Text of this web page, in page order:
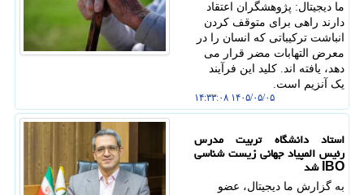
ما دیجیتال: پژوهشگران اعتقاد
دارند راهی برای متوقف کردن
انباشت ترکیباتی که انسان را در
معرض التهابات مضر قرار می
دهد، یافته اند. کلید این فرآیند
یک آنزیم است.
۱۴۰۵/۰۵/۰۵ ۱۴:۳۳:۰۸
استاد دانشگاه تربیت مدرس
رئیس المپیاد جهانی زیست شناسی
IBO شد
به گزارش ما دیجیتال، عضو